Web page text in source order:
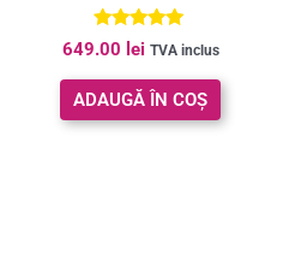
Evaluat la
4.80
din 5
649.00 lei TVA inclus
ADAUGĂ ÎN COȘ